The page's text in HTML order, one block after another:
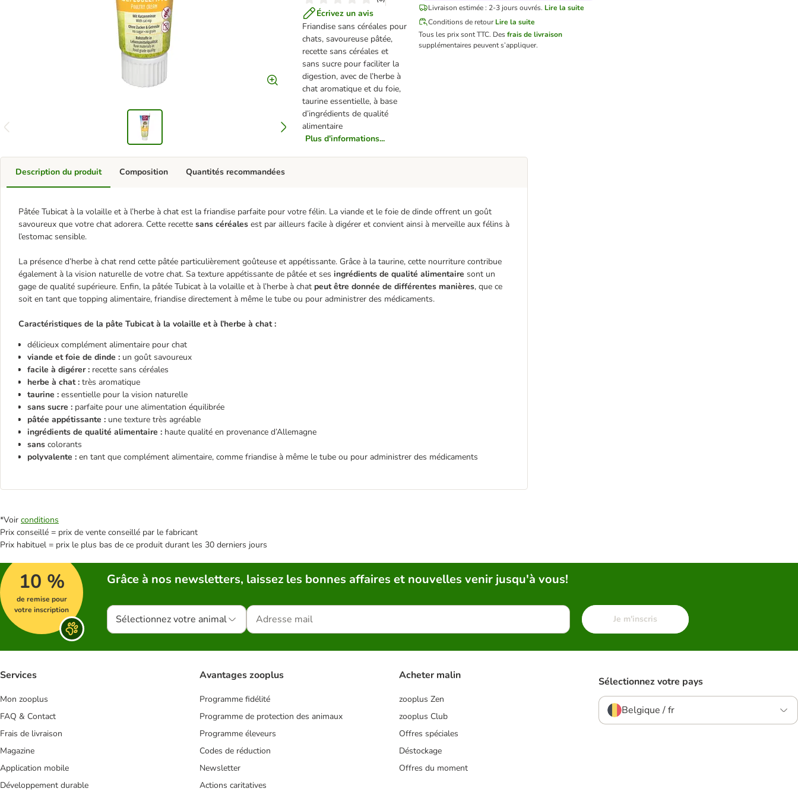
Écrivez un avis
Friandise sans céréales pour
chats, savoureuse pâtée,
recette sans céréales et
sans sucre pour faciliter la
digestion, avec de l’herbe à
chat aromatique et du foie,
taurine essentielle, à base
d’ingrédients de qualité
alimentaire
Plus d'informations...
Livraison estimée : 2-3 jours ouvrés. Lire la suite
Conditions de retour Lire la suite
Tous les prix sont TTC. Desfrais de livraison
supplémentaires peuvent s’appliquer.
Description du produit
Pâtée Tubicat à la volaille et à l’herbe à chat est la friandise parfaite pour votre félin. La viande et le foie de dinde offrent un goût
savoureux que votre chat adorera. Cette recette sans céréales est par ailleurs facile à digérer et convient ainsi à merveille aux félins à
l’estomac sensible.
La présence d’herbe à chat rend cette pâtée particulièrement goûteuse et appétissante. Grâce à la taurine, cette nourriture contribue
également à la vision naturelle de votre chat. Sa texture appétissante de pâtée et ses ingrédients de qualité alimentaire sont un
gage de qualité supérieure. Enfin, la pâtée Tubicat à la volaille et à l’herbe à chat peut être donnée de différentes manières, que ce
soit en tant que topping alimentaire, friandise directement à même le tube ou pour administrer des médicaments.
Caractéristiques de la pâte Tubicat à la volaille et à l’herbe à chat :
délicieux complément alimentaire pour chat
viande et foie de dinde : un goût savoureux
facile à digérer : recette sans céréales
herbe à chat : très aromatique
taurine : essentielle pour la vision naturelle
sans sucre : parfaite pour une alimentation équilibrée
pâtée appétissante : une texture très agréable
ingrédients de qualité alimentaire : haute qualité en provenance d’Allemagne
sans colorants
polyvalente : en tant que complément alimentaire, comme friandise à même le tube ou pour administrer des médicaments
Composition Quantités recommandées
*Voir conditions
Prix conseillé = prix de vente conseillé par le fabricant
Prix habituel = prix le plus bas de ce produit durant les 30 derniers jours
10 %
de remise pour
votre inscription
Grâce à nos newsletters, laissez les bonnes affaires et nouvelles venir jusqu'à vous!
Sélectionnez votre animal Je m'inscris
Services
Mon zooplus
FAQ & Contact
Frais de livraison
Magazine
Application mobile
Développement durable
Avantages zooplus
Programme fidélité
Programme de protection des animaux
Programme éleveurs
Codes de réduction
Newsletter
Actions caritatives
Acheter malin
zooplus Zen
zooplus Club
Offres spéciales
Déstockage
Offres du moment
Sélectionnez votre pays
Belgique / fr